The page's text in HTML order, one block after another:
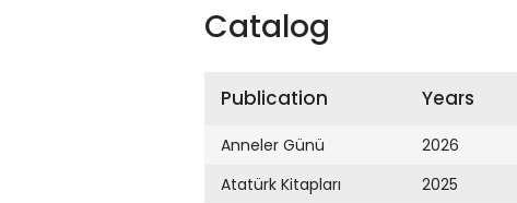
Catalog
Publication
Anneler Günü
Atatürk Kitapları
Years
2026
2025